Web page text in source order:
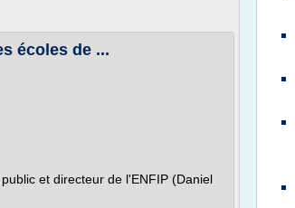
écoles de ...
et directeur de l'ENFIP (Daniel